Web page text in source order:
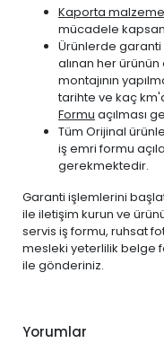
Kaporta
mücadele
Ürünlerde garanti
alınan her
montajının
tarihte ve kaç
Formu açılması
Tüm Orijinal
iş emri formu
gerekmektedir.
Garanti işlemlerini
ile iletişim kurun ve
servis iş formu, ruhsat
mesleki yeterlilik belge
ile gönderiniz.
Yorumlar